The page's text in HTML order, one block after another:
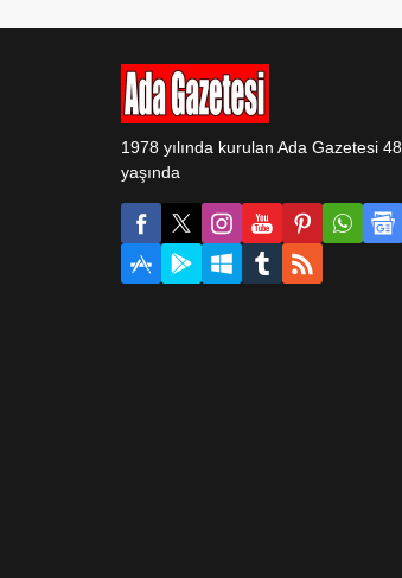
1978 yılında kurulan Ada Gazetesi 48
yaşında